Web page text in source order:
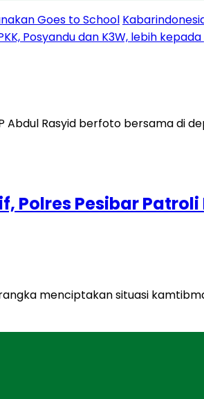
Goes to School
Posyandu dan K3W, lebih
Polres Pesibar
menciptakan situasi